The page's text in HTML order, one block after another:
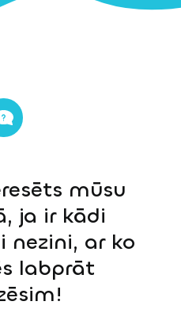
mūsu
ja ir kādi
nezini, ar ko
labprāt